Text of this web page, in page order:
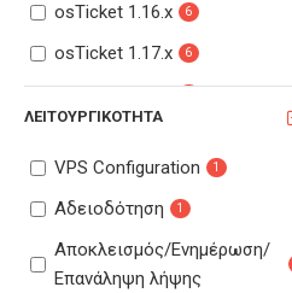
ΛΕΙΤΟΥΡΓΙΚΌΤΗΤΑ
VPS Configuration 1
Αδειοδότηση 1
Αποκλεισμός/Ενημέρωση/
Επανάληψη λήψης
osTicket 1.16.x 6
osTicket 1.17.x 6
osTicket 1.18.x